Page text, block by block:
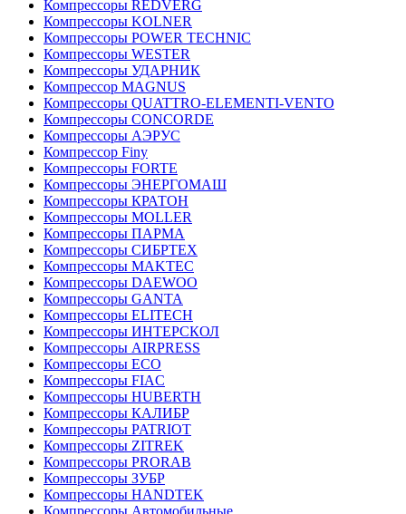
Компрессоры REDVERG
Компрессоры KOLNER
Компрессоры POWER TECHNIC
Компрессоры WESTER
Компрессоры УДАРНИК
Компрессор MAGNUS
Компрессоры QUATTRO-ELEMENTI-VENTO
Компрессоры CONCORDE
Компрессоры АЭРУС
Компрессор Finy
Компрессоры FORTE
Компрессоры ЭНЕРГОМАШ
Компрессоры КРАТОН
Компрессоры MOLLER
Компрессоры ПАРМА
Компрессоры СИБРТЕХ
Компрессоры MAKTEC
Компрессоры DAEWOO
Компрессоры GANTA
Компрессоры ELITECH
Компрессоры ИНТЕРСКОЛ
Компрессоры AIRPRESS
Компрессоры ECO
Компрессоры FIAC
Компрессоры HUBERTH
Компрессоры КАЛИБР
Компрессоры PATRIOT
Компрессоры ZITREK
Компрессоры PRORAB
Компрессоры ЗУБР
Компрессоры HANDTEK
Компрессоры Автомобильные